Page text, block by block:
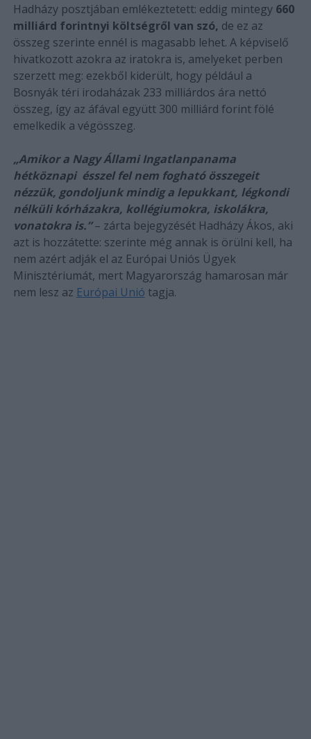
Hadházy posztjában emlékeztetett: eddig mintegy 660
milliárd forintnyi költségről van szó, de ez az
összeg szerinte ennél is magasabb lehet. A képviselő
hivatkozott azokra az iratokra is, amelyeket perben
szerzett meg: ezekből kiderült, hogy például a
Bosnyák téri irodaházak 233 milliárdos ára nettó
összeg, így az áfával együtt 300 milliárd forint fölé
emelkedik a végösszeg.
„Amikor a Nagy Állami Ingatlanpanama
hétköznapi ésszel fel nem fogható összegeit
nézzük, gondoljunk mindig a lepukkant, légkondi
nélküli kórházakra, kollégiumokra, iskolákra,
vonatokra is.”– zárta bejegyzését Hadházy Ákos, aki
azt is hozzátette: szerinte még annak is örülni kell, ha
nem azért adják el az Európai Uniós Ügyek
Minisztériumát, mert Magyarország hamarosan már
nem lesz az Európai Unió tagja.